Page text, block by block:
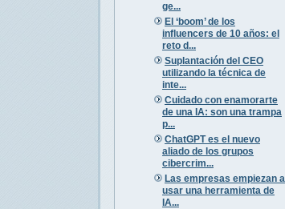
ge...
El ‘boom’ de los
influencers de 10 años: el
reto d...
Suplantación del CEO
utilizando la técnica de
inte...
Cuidado con enamorarte
de una IA: son una trampa
p...
ChatGPT es el nuevo
aliado de los grupos
cibercrim...
Las empresas empiezan a
usar una herramienta de
IA...